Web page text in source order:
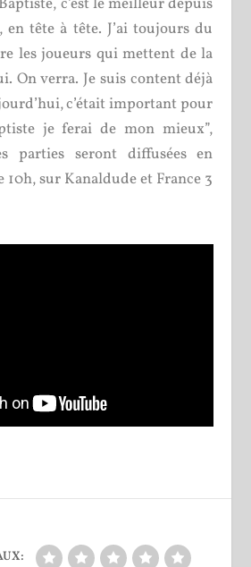
en tête à tête. J’ai toujours du
les joueurs qui mettent de la
On verra. Je suis content déjà
c’était important pour
je ferai de mon mieux”,
parties seront diffusées en
sur Kanaldude et France 3